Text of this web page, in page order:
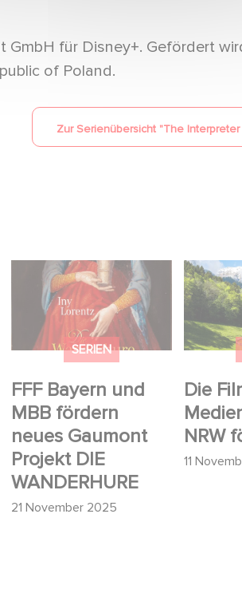
GmbH für Disney+. Gefördert
of Poland.
Zur Serienübersicht "The
SERIEN
FFF Bayern und
MBB fördern
neues Gaumont
Projekt DIE
WANDERHURE
21 November 2025
FFF Bayern und MBB
fördern neues
Gaumont Projekt DIE
WANDERHURE
Die
NRW
11
Die
fördert